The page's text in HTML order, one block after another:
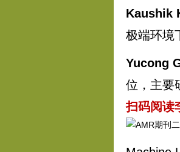
Kaushik
极端环境
Yucong
位，主要
扫码阅读